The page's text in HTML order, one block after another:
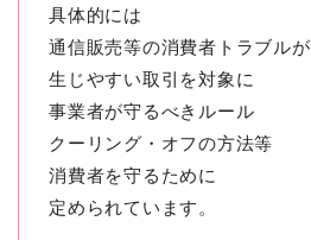
具体的には
通信販売等の消費者トラブルが
生じやすい取引を対象に
事業者が守るべきルール
クーリング・オフの方法等
消費者を守るために
定められています。